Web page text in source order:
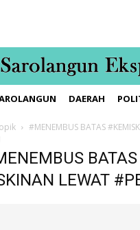
DAERAH
#MENEMBUS BATAS
BATAS
LEWAT